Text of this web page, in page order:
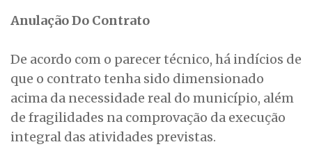
Anulação Do Contrato
De acordo com o parecer técnico, há indícios de
que o contrato tenha sido dimensionado
acima da necessidade real do município, além
de fragilidades na comprovação da execução
integral das atividades previstas.